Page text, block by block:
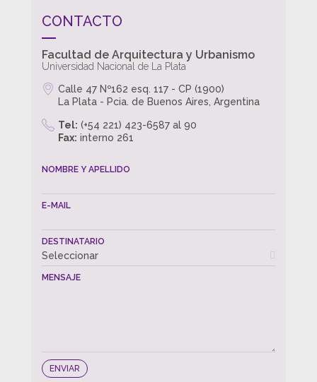
CONTACTO
Facultad de Arquitectura y Urbanismo
Universidad Nacional de La Plata
Calle 47 Nº162 esq. 117 - CP (1900)
La Plata - Pcia. de Buenos Aires, Argentina
Tel: (+54 221) 423-6587 al 90
Fax: interno 261
NOMBRE Y APELLIDO
E-MAIL
DESTINATARIO
Seleccionar
MENSAJE